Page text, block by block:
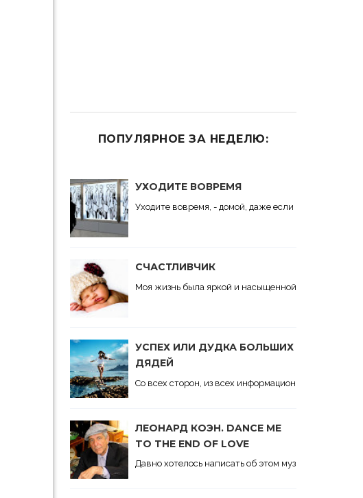
ПОПУЛЯРНОЕ ЗА НЕДЕЛЮ:
УХОДИТЕ ВОВРЕМЯ
Уходите вовремя, - домой, даже если вас никто там
СЧАСТЛИВЧИК
Моя жизнь была яркой и насыщенной. В ней всегда
УСПЕХ ИЛИ ДУДКА БОЛЬШИХ
ДЯДЕЙ
Со всех сторон, из всех информационных щелей, из
ЛЕОНАРД КОЭН. DANCE ME
TO THE END OF LOVE
Давно хотелось написать об этом музыкальном